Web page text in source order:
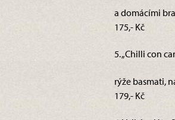
a domácími
175,- Kč
5. „Chilli con
rýže basmati,
179,- Kč